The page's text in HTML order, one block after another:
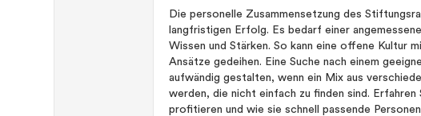
Die personelle Zusammensetzung des
langfristigen Erfolg. Es bedarf einer
Wissen und Stärken. So kann eine offene Kultur
Ansätze gedeihen. Eine Suche nach einem
aufwändig gestalten, wenn ein Mix aus
werden, die nicht einfach zu finden sind.
profitieren und wie sie schnell passende